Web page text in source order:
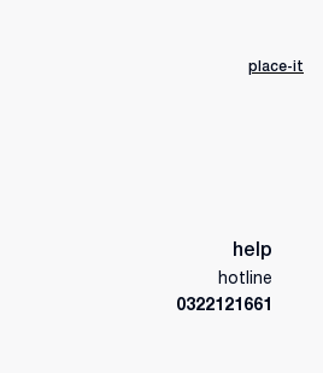
place-it
help
hotline
0322121661